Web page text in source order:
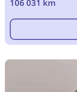
106 031 km